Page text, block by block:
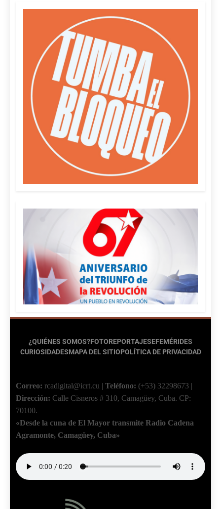
¿QUIÉNES SOMOS?FOTOREPORTAJESEFEMÉRIDES
CURIOSIDADESMAPA DEL SITIOPOLÍTICA DE PRIVACIDAD
Correo: rcadigital@icrt.cu | Teléfono: (+53) 32298673 |
Dirección: Calle Cisneros # 310, Camagüey, Cuba. CP:
70100.
«Desde la cuna de El Mayor transmite Radio Cadena
Agramonte, Camagüey, Cuba»